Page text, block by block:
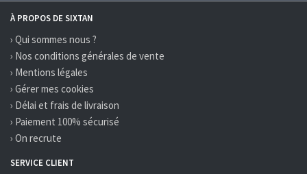
À PROPOS DE SIXTAN
› Qui sommes nous ?
› Nos conditions générales de vente
› Mentions légales
› Gérer mes cookies
› Délai et frais de livraison
› Paiement 100% sécurisé
› On recrute
SERVICE CLIENT